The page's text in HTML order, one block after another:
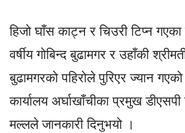
हिजो घाँस काट्न र चिउरी टिप्न
वर्षीय गोबिन्द बुढामगर र उहाँकी
बुढामगरको पहिरोले पुरिएर ज्यान
कार्यालय अर्घाखाँचीका प्रमुख
मल्लले जानकारी दिनुभयो ।